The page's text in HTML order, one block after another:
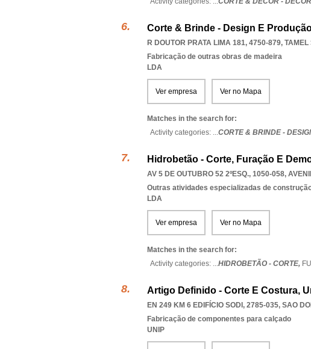
Corte & Brinde - Design E
R DOUTOR PRATA LIMA 181, 4750-879, TAMEL
Fabricação de outras obras de madeira
LDA
Ver empresa Ver no Mapa
Matches in the search for:
Activity categories: ...CORTE & BRINDE -
Hidrobetão - Corte, Furação E
AV 5 DE OUTUBRO 52 2ºESQ., 1050-058,
Outras atividades especializadas de
LDA
Ver empresa Ver no Mapa
Matches in the search for:
Activity categories: ...HIDROBETÃO - CORTE,
Artigo Definido - Corte E Costura,
EN 249 KM 6 EDIFÍCIO SODI, 2785-035, SAO
Fabricação de componentes para calçado
UNIP